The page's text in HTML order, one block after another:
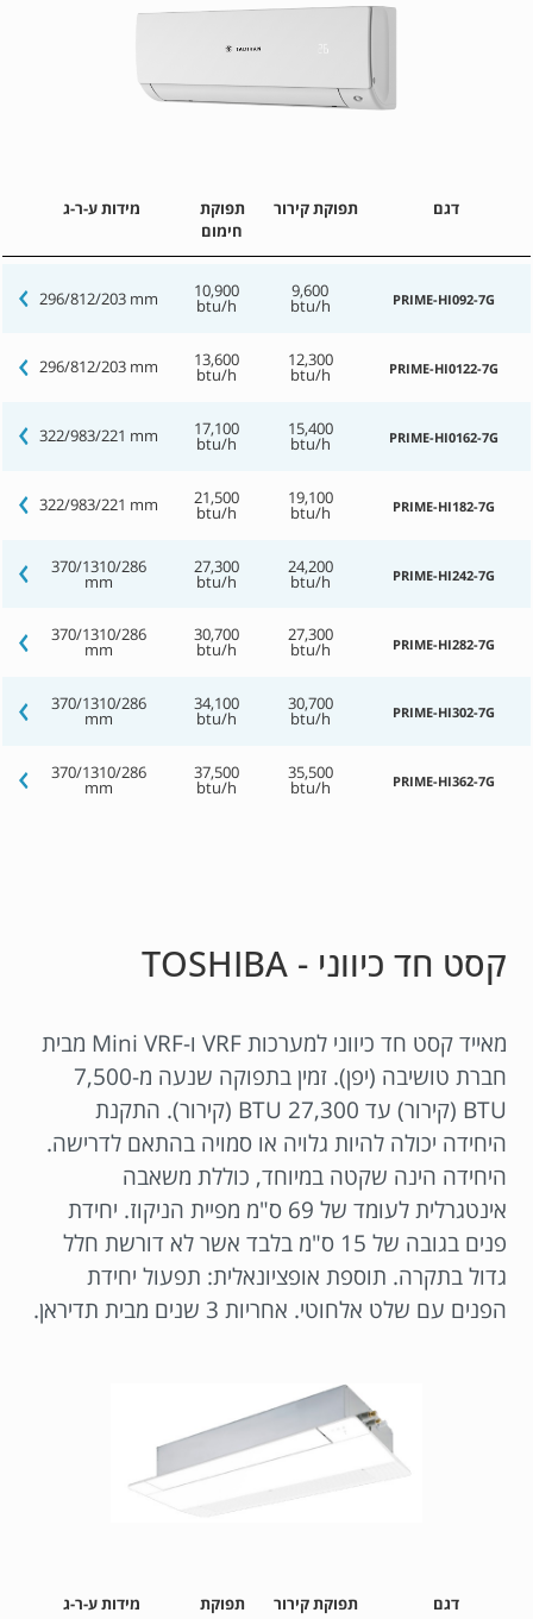
דגם תפוקת קירור
תפוקת
חימום
מידות ע-ר-ג
PRIME-HI092-7G
9,600
btu/h
10,900
btu/h
296/812/203 mm
PRIME-HI0122-7G
12,300
btu/h
13,600
btu/h
296/812/203 mm
PRIME-HI0162-7G
15,400
btu/h
17,100
btu/h
322/983/221 mm
PRIME-HI182-7G
19,100
btu/h
21,500
btu/h
322/983/221 mm
PRIME-HI242-7G
24,200
btu/h
27,300
btu/h
370/1310/286
mm
PRIME-HI282-7G
27,300
btu/h
30,700
btu/h
370/1310/286
mm
PRIME-HI302-7G
30,700
btu/h
34,100
btu/h
370/1310/286
mm
PRIME-HI362-7G
35,500
btu/h
37,500
btu/h
370/1310/286
mm
קסט חד כיווני - TOSHIBA
מאייד קסט חד כיווני למערכות VRF ו-Mini VRF מבית
חברת טושיבה (יפן). זמין בתפוקה שנעה מ-7,500
BTU (קירור) עד 27,300 BTU (קירור). התקנת
היחידה יכולה להיות גלויה או סמויה בהתאם לדרישה.
היחידה הינה שקטה במיוחד, כוללת משאבה
אינטגרלית לעומד של 69 ס"מ מפיית הניקוז. יחידת
פנים בגובה של 15 ס"מ בלבד אשר לא דורשת חלל
גדול בתקרה. תוספת אופציונאלית: תפעול יחידת
הפנים עם שלט אלחוטי. אחריות 3 שנים מבית תדיראן.
דגם תפוקת קירור
תפוקת
מידות ע-ר-ג